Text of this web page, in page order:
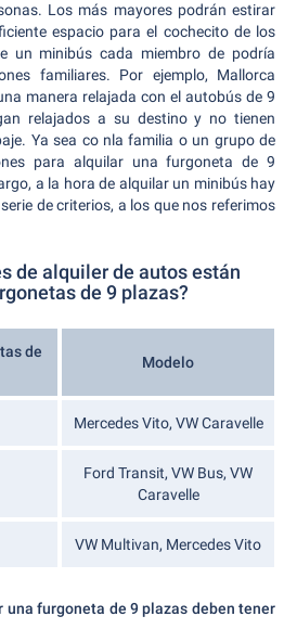
Los más mayores podrán estirar
espacio para el cochecito de los
un minibús cada miembro de podría
familiares. Por ejemplo, Mallorca
manera relajada con el autobús de 9
relajados a su destino y no tienen
Ya sea co nla familia o un grupo de
para alquilar una furgoneta de 9
a la hora de alquilar un minibús hay
de criterios, a los que nos referimos
de alquiler de autos están
de 9 plazas?
de
Modelo
Mercedes Vito, VW Caravelle
Ford Transit, VW Bus, VW
Caravelle
VW Multivan, Mercedes Vito
una furgoneta de 9 plazas deben tener